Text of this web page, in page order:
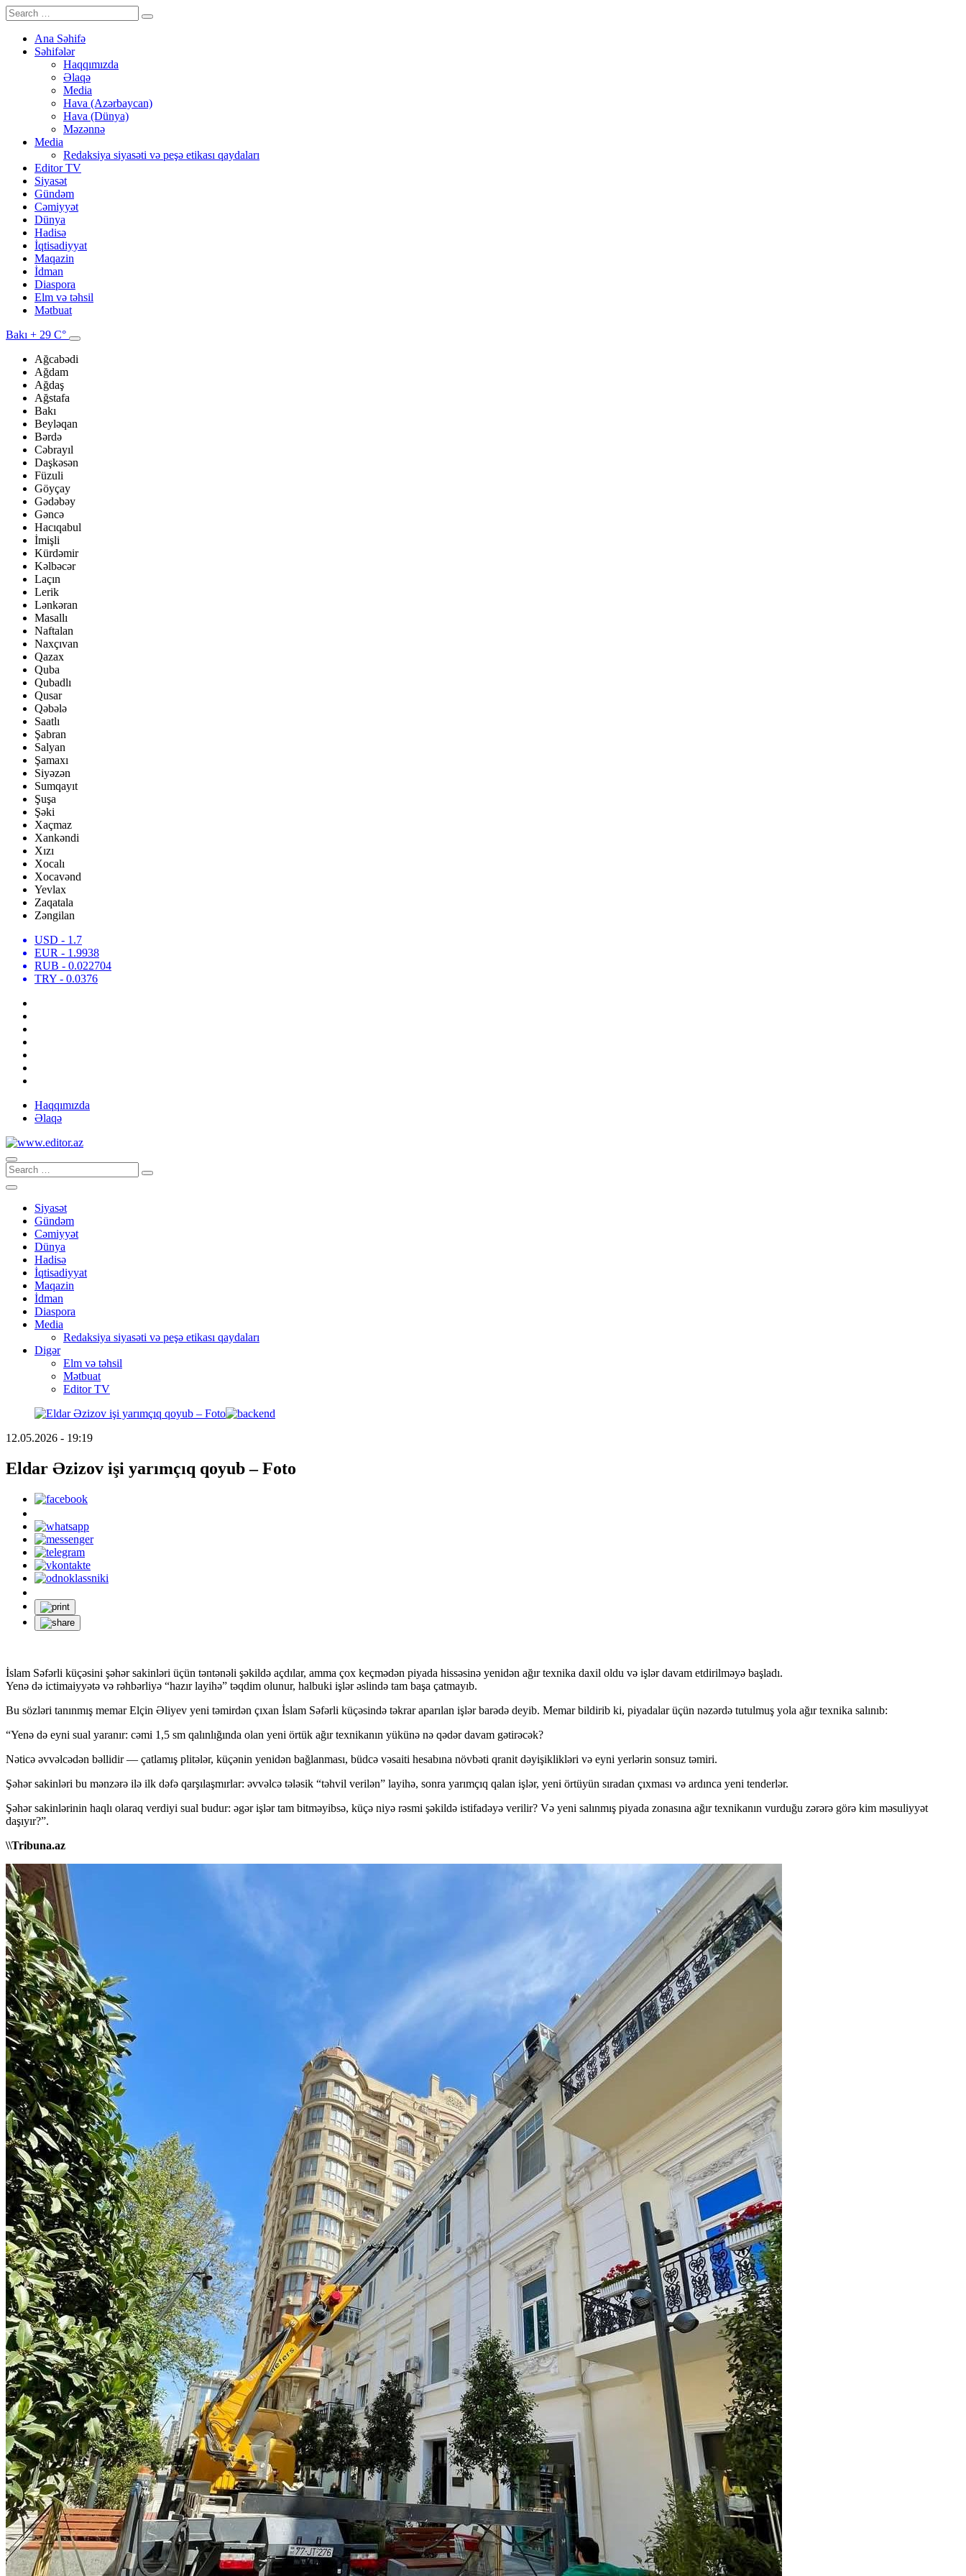
Ana Səhifə
Səhifələr
Haqqımızda
Əlaqə
Media
Hava (Azərbaycan)
Hava (Dünya)
Məzənnə
Media
Redaksiya siyasəti və peşə etikası qaydaları
Editor TV
Siyasət
Gündəm
Cəmiyyət
Dünya
Hadisə
İqtisadiyyat
Maqazin
İdman
Diaspora
Elm və təhsil
Mətbuat
Bakı + 29 C°
Ağcabədi
Ağdam
Ağdaş
Ağstafa
Bakı
Beyləqan
Bərdə
Cəbrayıl
Daşkəsən
Füzuli
Göyçay
Gədəbəy
Gəncə
Hacıqabul
İmişli
Kürdəmir
Kəlbəcər
Laçın
Lerik
Lənkəran
Masallı
Naftalan
Naxçıvan
Qazax
Quba
Qubadlı
Qusar
Qəbələ
Saatlı
Şabran
Salyan
Şamaxı
Siyəzən
Sumqayıt
Şuşa
Şəki
Xaçmaz
Xankəndi
Xızı
Xocalı
Xocavənd
Yevlax
Zaqatala
Zəngilan
USD - 1.7
EUR - 1.9938
RUB - 0.022704
TRY - 0.0376
Haqqımızda
Əlaqə
Siyasət
Gündəm
Cəmiyyət
Dünya
Hadisə
İqtisadiyyat
Maqazin
İdman
Diaspora
Media
Redaksiya siyasəti və peşə etikası qaydaları
Digər
Elm və təhsil
Mətbuat
Editor TV
12.05.2026 - 19:19
Eldar Əzizov işi yarımçıq qoyub – Foto
İslam Səfərli küçəsini şəhər sakinləri üçün təntənəli şəkildə açdılar, amma çox keçmədən piyada hissəsinə yenidən ağır texnika daxil oldu və işlər davam etdirilməyə başladı.
Yenə də ictimaiyyətə və rəhbərliyə “hazır layihə” təqdim olunur, halbuki işlər əslində tam başa çatmayıb.
Bu sözləri tanınmış memar Elçin Əliyev yeni təmirdən çıxan İslam Səfərli küçəsində təkrar aparılan işlər barədə deyib. Memar bildirib ki, piyadalar üçün nəzərdə tutulmuş yola ağır texnika salınıb:
“Yenə də eyni sual yaranır: cəmi 1,5 sm qalınlığında olan yeni örtük ağır texnikanın yükünə nə qədər davam gətirəcək?
Nəticə əvvəlcədən bəllidir — çatlamış plitələr, küçənin yenidən bağlanması, büdcə vəsaiti hesabına növbəti qranit dəyişiklikləri və eyni yerlərin sonsuz təmiri.
Şəhər sakinləri bu mənzərə ilə ilk dəfə qarşılaşmırlar: əvvəlcə tələsik “təhvil verilən” layihə, sonra yarımçıq qalan işlər, yeni örtüyün sıradan çıxması və ardınca yeni tenderlər.
Şəhər sakinlərinin haqlı olaraq verdiyi sual budur: əgər işlər tam bitməyibsə, küçə niyə rəsmi şəkildə istifadəyə verilir? Və yeni salınmış piyada zonasına ağır texnikanın vurduğu zərərə görə kim məsuliyyət
daşıyır?”.
\\Tribuna.az